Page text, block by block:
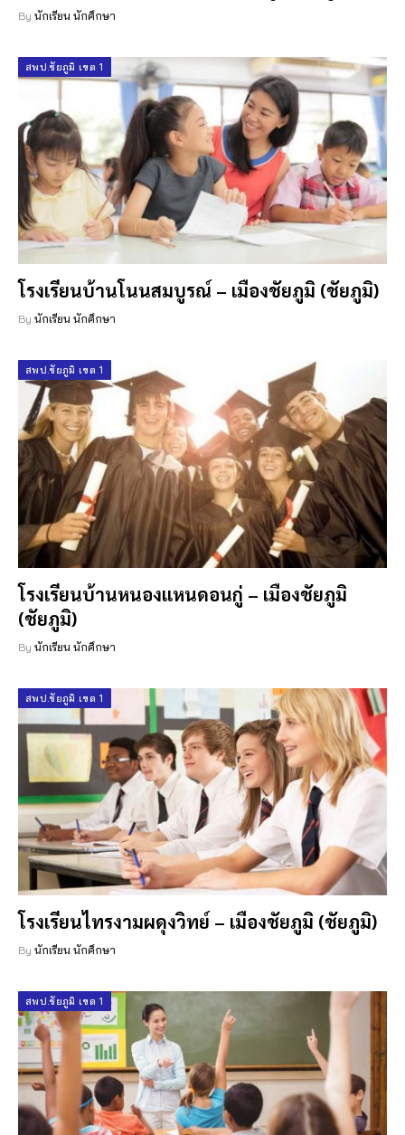
By นักเรียน นักศึกษา
สพป.ชัยภูมิ เขต 1
โรงเรียนบ้านโนนสมบูรณ์ – เมืองชัยภูมิ (ชัยภูมิ)
By นักเรียน นักศึกษา
สพป.ชัยภูมิ เขต 1
โรงเรียนบ้านหนองแหนดอนกู่ – เมืองชัยภูมิ
(ชัยภูมิ)
By นักเรียน นักศึกษา
สพป.ชัยภูมิ เขต 1
โรงเรียนไทรงามผดุงวิทย์ – เมืองชัยภูมิ (ชัยภูมิ)
By นักเรียน นักศึกษา
สพป.ชัยภูมิ เขต 1